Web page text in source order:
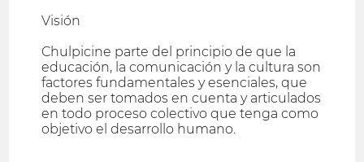
Visión
Chulpicine parte del principio de que la
educación, la comunicación y la cultura son
factores fundamentales y esenciales, que
deben ser tomados en cuenta y articulados
en todo proceso colectivo que tenga como
objetivo el desarrollo humano.